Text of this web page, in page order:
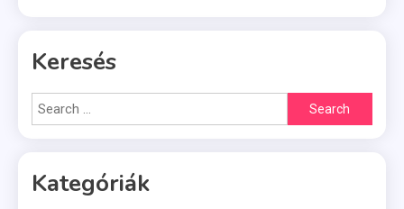
Keresés
Search
for:
Kategóriák